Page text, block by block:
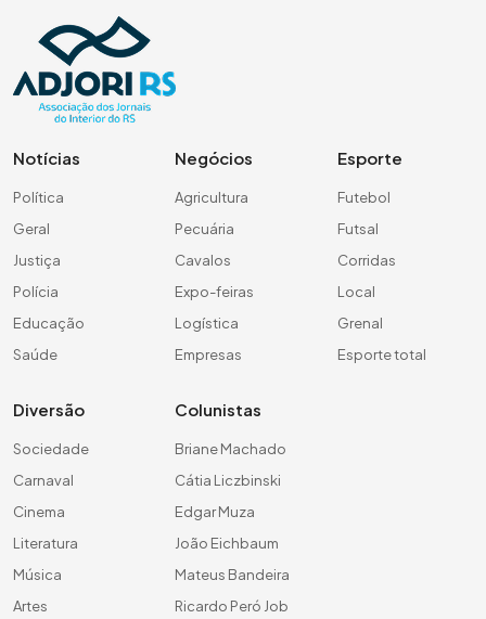
Notícias
Política
Geral
Justiça
Polícia
Educação
Saúde
Negócios
Agricultura
Pecuária
Cavalos
Expo-feiras
Logística
Empresas
Esporte
Futebol
Futsal
Corridas
Local
Grenal
Esporte total
Diversão
Sociedade
Carnaval
Cinema
Literatura
Música
Artes
Colunistas
Briane Machado
Cátia Liczbinski
Edgar Muza
João Eichbaum
Mateus Bandeira
Ricardo Peró Job